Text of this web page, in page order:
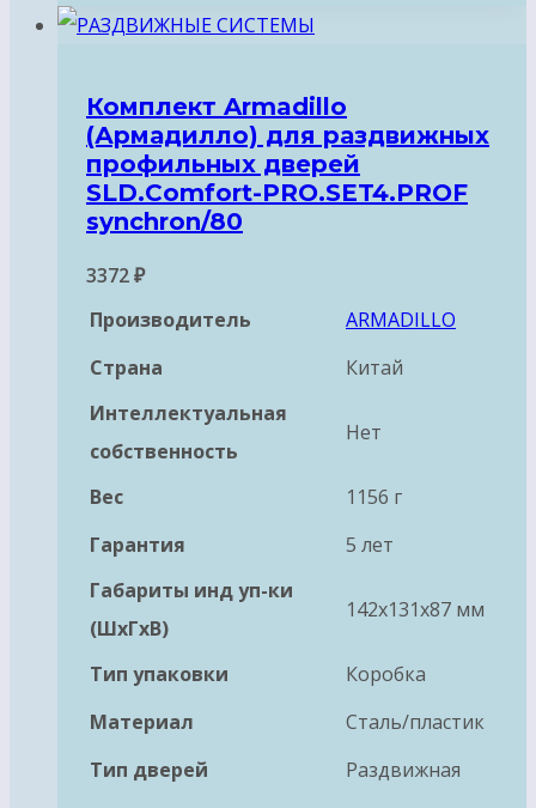
Комплект Armadillo
(Армадилло) для раздвижных
профильных дверей
SLD.Comfort-PRO.SET4.PROF
synchron/80
3372₽
Производитель
ARMADILLO
Страна
Китай
Интеллектуальная
собственность
Нет
Вес
1156 г
Гарантия
5 лет
Габариты инд уп-ки
(ШхГхВ)
142x131x87 мм
Тип упаковки
Коробка
Материал
Сталь/пластик
Тип дверей
Раздвижная